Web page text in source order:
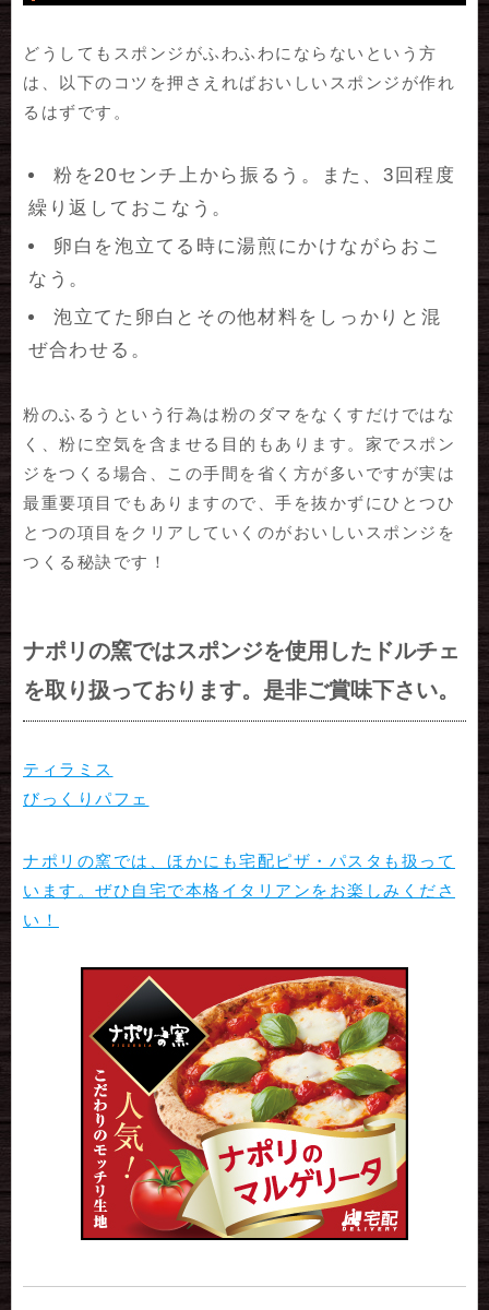
どうしてもスポンジがふわふわにならないという方
は、以下のコツを押さえればおいしいスポンジが作れ
るはずです。
粉を20センチ上から振るう。また、3回程度
繰り返しておこなう。
卵白を泡立てる時に湯煎にかけながらおこ
なう。
泡立てた卵白とその他材料をしっかりと混
ぜ合わせる。
粉のふるうという行為は粉のダマをなくすだけではな
く、粉に空気を含ませる目的もあります。家でスポン
ジをつくる場合、この手間を省く方が多いですが実は
最重要項目でもありますので、手を抜かずにひとつひ
とつの項目をクリアしていくのがおいしいスポンジを
つくる秘訣です！
ナポリの窯ではスポンジを使用したドルチェ
を取り扱っております。是非ご賞味下さい。
ティラミス
びっくりパフェ
ナポリの窯では、ほかにも宅配ピザ・パスタも扱って
います。ぜひ自宅で本格イタリアンをお楽しみくださ
い！